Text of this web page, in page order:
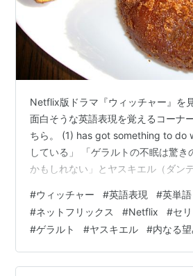
Netflix版ドラマ『ウィッチャー』を
面白そうな英語表現を覚えるコーナ
ちら。 (1) has got something to
している」 「ゲラルトの不眠は驚き
かもしれない」とヤスキエル（ダン
す。関係していなければ nothing，大
a lot です。have got = have ですの
to do with... でも成り立ちます。「ど
るか」と聞きたければ som…
#ウィッチャー #英語表現 #英単語
#ネットフリックス #Netflix #セ
#ゲラルト #ヤスキエル #内なる